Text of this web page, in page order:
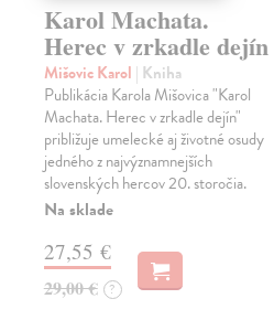
Karol Machata.
Herec v zrkadle dejín
Mišovic Karol | Kniha
Publikácia Karola Mišovica "Karol
Machata. Herec v zrkadle dejín"
približuje umelecké aj životné osudy
jedného z najvýznamnejších
slovenských hercov 20. storočia.
Na sklade
27,55 €
29,00 € ?